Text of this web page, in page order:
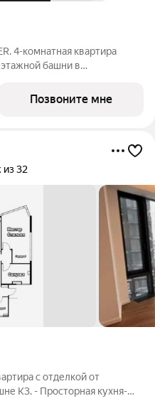
4-комнатная квартира
башни в
в 5 минутах от
бюро ADM
Позвоните мне
из 32
с отделкой от
К3. - Просторная кухня-